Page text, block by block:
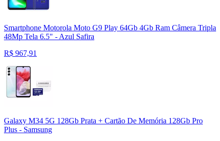
Smartphone Motorola Moto G9 Play 64Gb 4Gb Ram Câmera Tripla
48Mp Tela 6.5" - Azul Safira
R$ 967,91
Galaxy M34 5G 128Gb Prata + Cartão De Memória 128Gb Pro
Plus - Samsung